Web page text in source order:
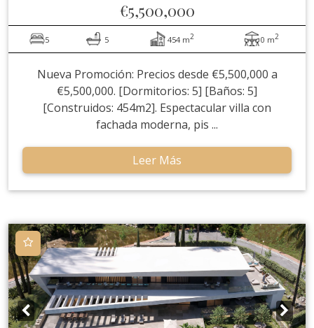
€5,500,000
5 5 454 m2 0 m2
Nueva Promoción: Precios desde €5,500,000 a
€5,500,000. [Dormitorios: 5] [Baños: 5]
[Construidos: 454m2]. Espectacular villa con
fachada moderna, pis ...
Leer Más